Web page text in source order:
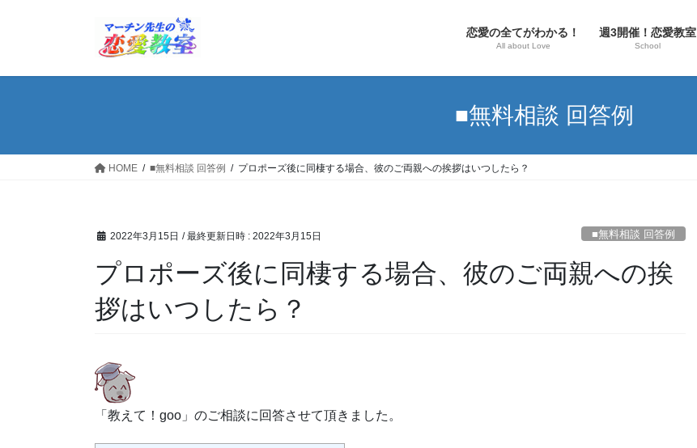
恋愛の全てがわかる！
All about Love
週3開催！恋愛教室
School
■無料相談 回答例
HOME ■無料相談 回答例 プロポーズ後に同棲する場合、彼のご両親への挨拶はいつしたら？
2022年3月15日 / 最終更新日時 : 2022年3月15日 ■無料相談 回答例
プロポーズ後に同棲する場合、彼のご両親への挨
拶はいつしたら？
「教えて！goo」のご相談に回答させて頂きました。